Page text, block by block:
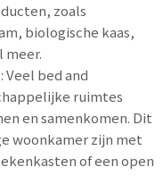
zoals
biologische kaas,
meer.
bed and
ruimtes
en samenkomen. Dit
woonkamer zijn met
of een open